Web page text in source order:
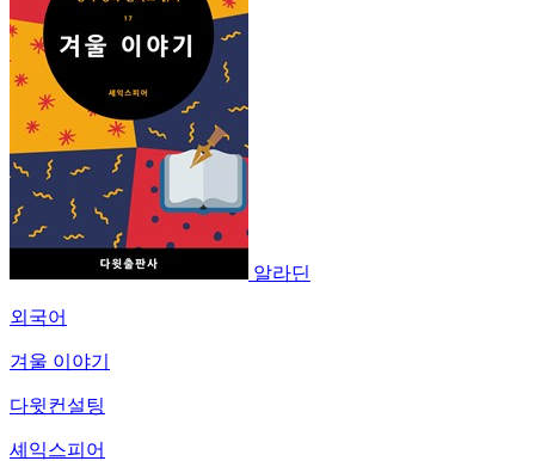
알라딘
외국어
겨울 이야기
다윗컨설팅
셰익스피어